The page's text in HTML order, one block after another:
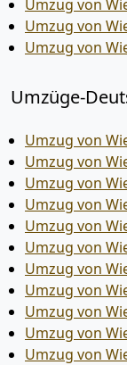
Umzug von
Umzug von
Umzug von
Umzüge-
Umzug von
Umzug von
Umzug von
Umzug von
Umzug von
Umzug von
Umzug von
Umzug von
Umzug von
Umzug von
Umzug von